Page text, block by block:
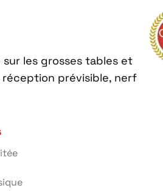
les grosses tables et
réception prévisible, nerf